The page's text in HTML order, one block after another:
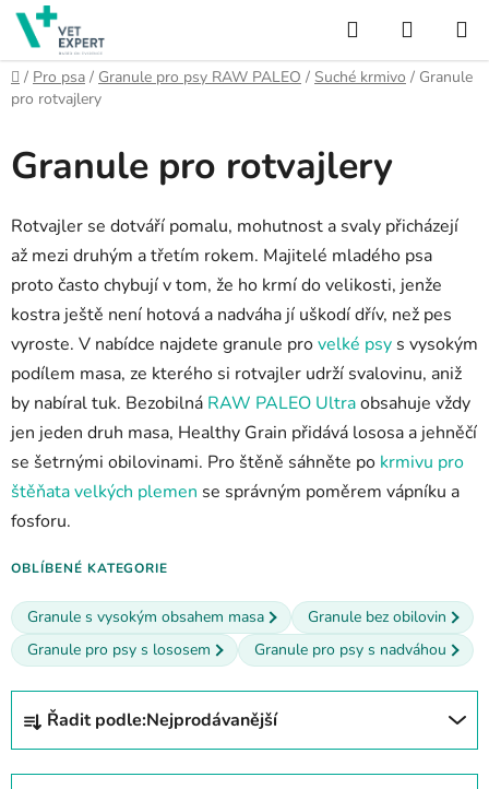
Přejít
obsah
Hledat
KOŠÍK
Domů
/ Pro psa / Granule pro psy RAW PALEO / Suché krmivo / Granule
pro rotvajlery
Granule pro rotvajlery
Rotvajler se dotváří pomalu, mohutnost a svaly přicházejí
až mezi druhým a třetím rokem. Majitelé mladého psa
proto často chybují v tom, že ho krmí do velikosti, jenže
kostra ještě není hotová a nadváha jí uškodí dřív, než pes
vyroste. V nabídce najdete granule provelké psy s vysokým
podílem masa, ze kterého si rotvajler udrží svalovinu, aniž
by nabíral tuk. Bezobilná RAW PALEO Ultraobsahuje vždy
jen jeden druh masa, Healthy Grain přidává lososa a jehněčí
se šetrnými obilovinami. Pro štěně sáhněte po krmivu pro
štěňata velkých plemen se správným poměrem vápníku a
fosforu.
OBLÍBENÉ KATEGORIE
Granule s vysokým obsahem masa
Granule bez obilovin
Granule pro psy s lososem
Granule pro psy s nadváhou
Ř
z
Řadit podle:Nejprodávanější